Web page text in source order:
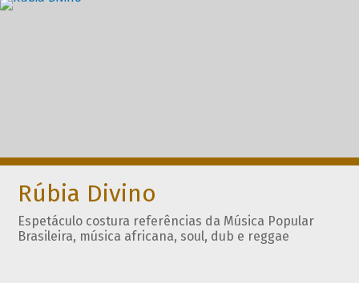
Destaques
Rúbia Divino
Espetáculo costura referências da Música Popular
Brasileira, música africana, soul, dub e reggae